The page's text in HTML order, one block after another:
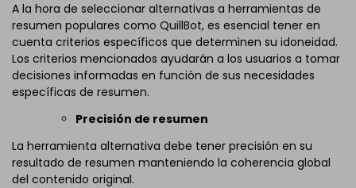
A la hora de seleccionar alternativas a herramientas de
resumen populares como QuillBot, es esencial tener en
cuenta criterios específicos que determinen su idoneidad.
Los criterios mencionados ayudarán a los usuarios a tomar
decisiones informadas en función de sus necesidades
específicas de resumen.
Precisión de resumen
La herramienta alternativa debe tener precisión en su
resultado de resumen manteniendo la coherencia global
del contenido original.